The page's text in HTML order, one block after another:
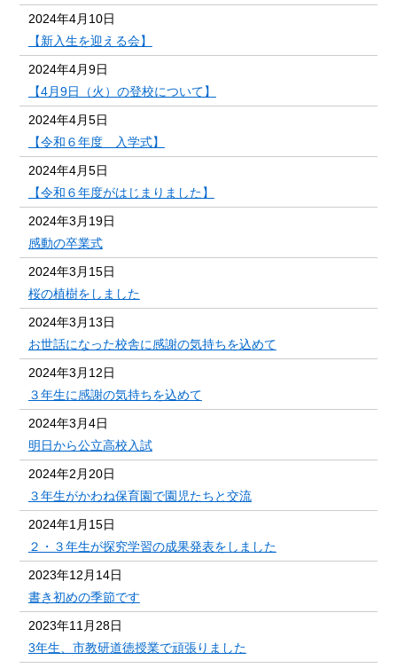
2024年4月10日
【新入生を迎える会】
2024年4月9日
【4月9日（火）の登校について】
2024年4月5日
【令和６年度 入学式】
2024年4月5日
【令和６年度がはじまりました】
2024年3月19日
感動の卒業式
2024年3月15日
桜の植樹をしました
2024年3月13日
お世話になった校舎に感謝の気持ちを込めて
2024年3月12日
３年生に感謝の気持ちを込めて
2024年3月4日
明日から公立高校入試
2024年2月20日
３年生がかわね保育園で園児たちと交流
2024年1月15日
２・３年生が探究学習の成果発表をしました
2023年12月14日
書き初めの季節です
2023年11月28日
3年生、市教研道徳授業で頑張りました